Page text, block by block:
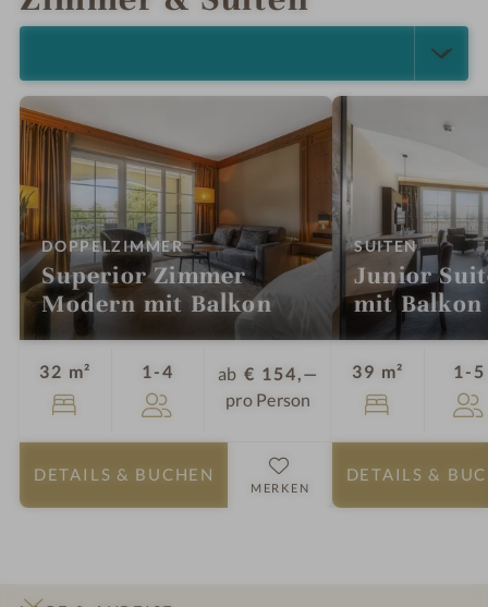
DOPPELZIMMER:
Superior Zimmer
Modern mit Balkon
32 m² 1-4 Personen
ab € 154,—
pro Person
DETAILS & BUCHEN
MERKEN
SUITEN:
Junior
mit Balkon
39 m² 1-5
DETAILS &